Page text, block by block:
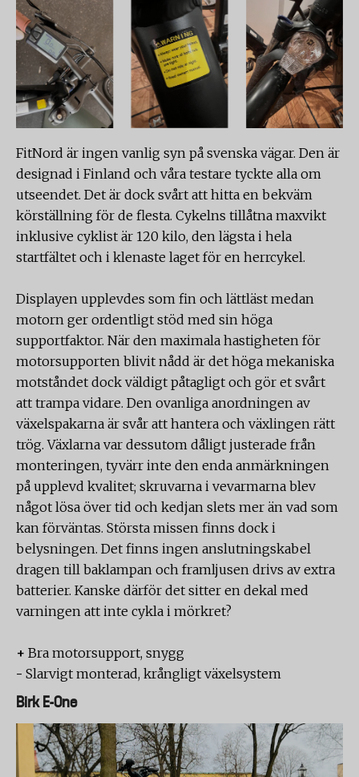
FitNord är ingen vanlig syn på svenska vägar. Den är
designad i Finland och våra testare tyckte alla om
utseendet. Det är dock svårt att hitta en bekväm
körställning för de flesta. Cykelns tillåtna maxvikt
inklusive cyklist är 120 kilo, den lägsta i hela
startfältet och i klenaste laget för en herrcykel.
Displayen upplevdes som fin och lättläst medan
motorn ger ordentligt stöd med sin höga
supportfaktor. När den maximala hastigheten för
motorsupporten blivit nådd är det höga mekaniska
motståndet dock väldigt påtagligt och gör et svårt
att trampa vidare. Den ovanliga anordningen av
växelspakarna är svår att hantera och växlingen rätt
trög. Växlarna var dessutom dåligt justerade från
monteringen, tyvärr inte den enda anmärkningen
på upplevd kvalitet; skruvarna i vevarmarna blev
något lösa över tid och kedjan slets mer än vad som
kan förväntas. Största missen finns dock i
belysningen. Det finns ingen anslutningskabel
dragen till baklampan och framljusen drivs av extra
batterier. Kanske därför det sitter en dekal med
varningen att inte cykla i mörkret?
+ Bra motorsupport, snygg
- Slarvigt monterad, krångligt växelsystem
Birk E-One